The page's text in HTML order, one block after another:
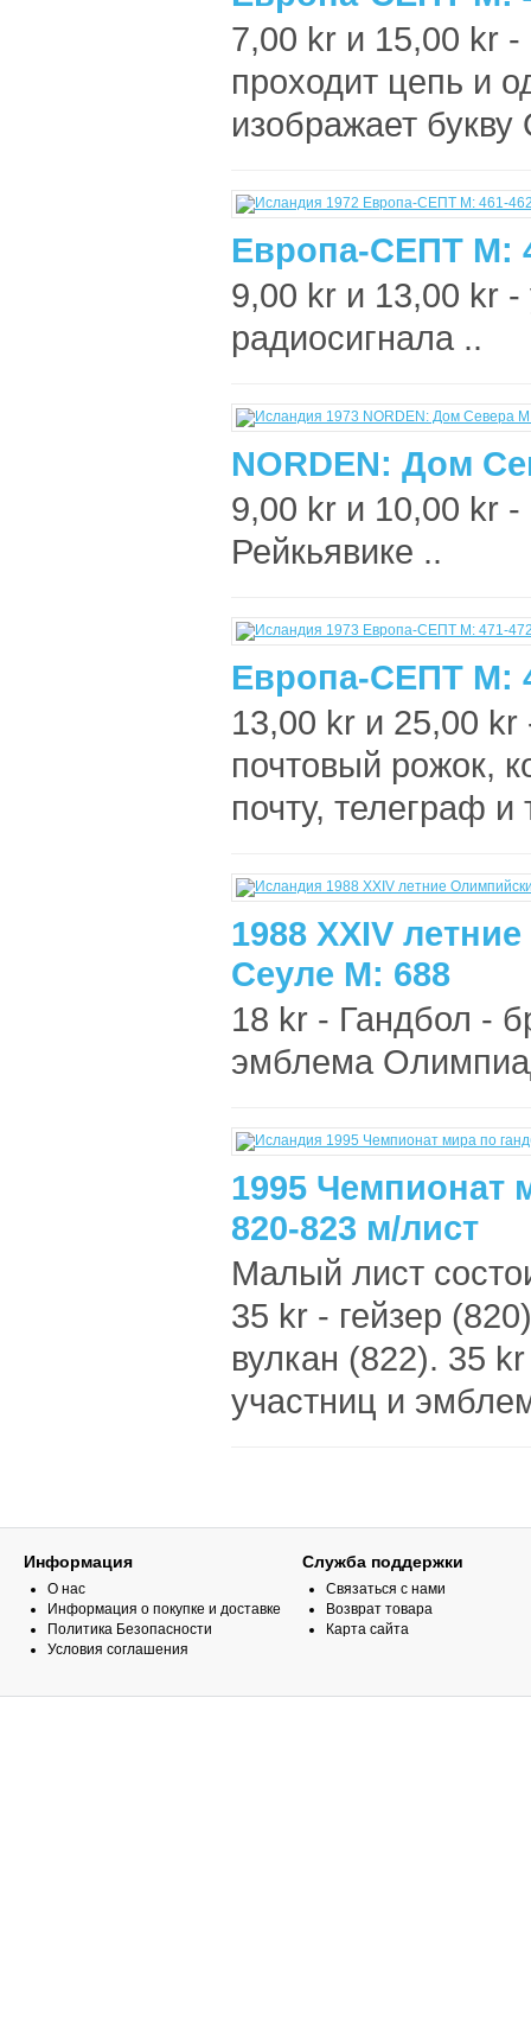
7,00 kr и 15,00 kr
проходит цепь и
изображает букву
Европа-СЕПТ М:
9,00 kr и 13,00 kr
радиосигнала ..
NORDEN: Дом
9,00 kr и 10,00 kr
Рейкьявике ..
Европа-СЕПТ М:
13,00 kr и 25,00
почтовый рожок,
почту, телеграф
1988 XXIV
Сеуле М: 688
18 kr - Гандбол -
эмблема
1995 Чемпионат
820-823 м/лист
Малый лист
35 kr - гейзер
вулкан (822). 35
участниц и
Информация
О нас
Информация о покупке и доставке
Политика Безопасности
Условия соглашения
Служба поддержки
Связаться с нами
Возврат товара
Карта сайта